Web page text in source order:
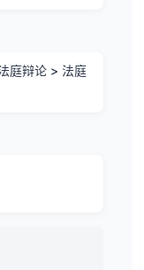
庭辩论 > 法庭